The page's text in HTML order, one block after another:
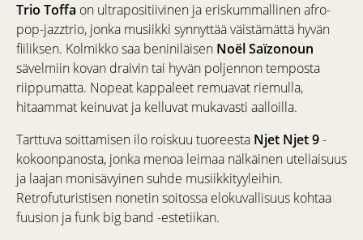
Trio Toffa on ultrapositiivinen ja eriskummallinen afro-
pop-jazztrio, jonka musiikki synnyttää väistämättä hyvän
fiiliksen. Kolmikko saa beniniläisen Noël Saïzonoun
sävelmiin kovan draivin tai hyvän poljennon temposta
riippumatta. Nopeat kappaleet remuavat riemulla,
hitaammat keinuvat ja kelluvat mukavasti aalloilla.
Tarttuva soittamisen ilo roiskuu tuoreesta Njet Njet 9-
kokoonpanosta, jonka menoa leimaa nälkäinen uteliaisuus
ja laajan monisävyinen suhde musiikkityyleihin.
Retrofuturistisen nonetin soitossa elokuvallisuus kohtaa
fuusion ja funk big band -estetiikan.